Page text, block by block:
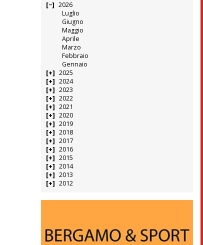
2026
Luglio
Giugno
Maggio
Aprile
Marzo
Febbraio
Gennaio
2025
2024
2023
2022
2021
2020
2019
2018
2017
2016
2015
2014
2013
2012